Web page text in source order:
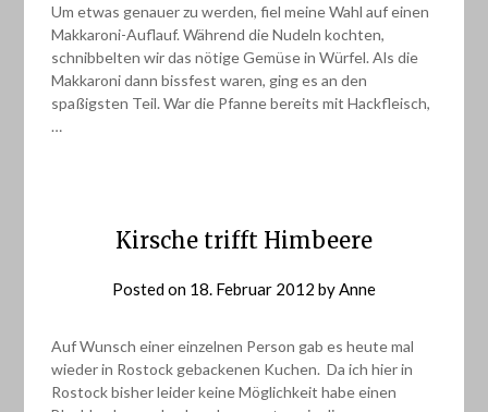
Um etwas genauer zu werden, fiel meine Wahl auf einen
Makkaroni-Auflauf. Während die Nudeln kochten,
schnibbelten wir das nötige Gemüse in Würfel. Als die
Makkaroni dann bissfest waren, ging es an den
spaßigsten Teil. War die Pfanne bereits mit Hackfleisch,
…
Kirsche trifft Himbeere
Posted on 18. Februar 2012 byAnne
Auf Wunsch einer einzelnen Person gab es heute mal
wieder in Rostock gebackenen Kuchen. Da ich hier in
Rostock bisher leider keine Möglichkeit habe einen